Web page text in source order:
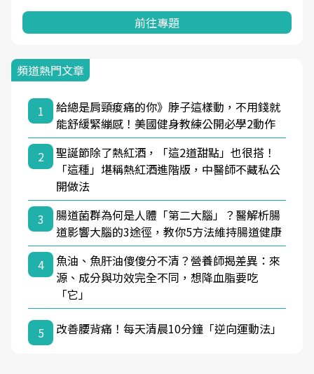
前往專題
頻道熱門文章
1
給總是肩頸痠痛的你》脖子這樣動，不用錢就
能舒緩緊繃感！美國健身教練公開必學2動作
2
聖誕節除了熱紅酒，「這2道甜點」也很搭！
「這種」堪稱熱紅酒進階版，中醫師不藏私公
開做法
3
腸道菌群為何是人體「第二大腦」？醫解析腸
道影響大腦的3途徑，教你5方法維持腸道健康
4
魚油、魚肝油傻傻分不清？營養師揭差異：來
源、成分與功效完全不同，想降血脂要吃
「它」
5 改善腰背痛！每天清晨10分鐘「逆向運動法」